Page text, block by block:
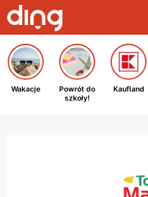
Wakacje
Powrót do
szkoły!
Kaufland